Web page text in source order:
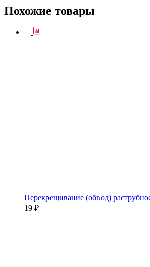
Похожие товары
Перекрещивание (обвод)
19 ₽